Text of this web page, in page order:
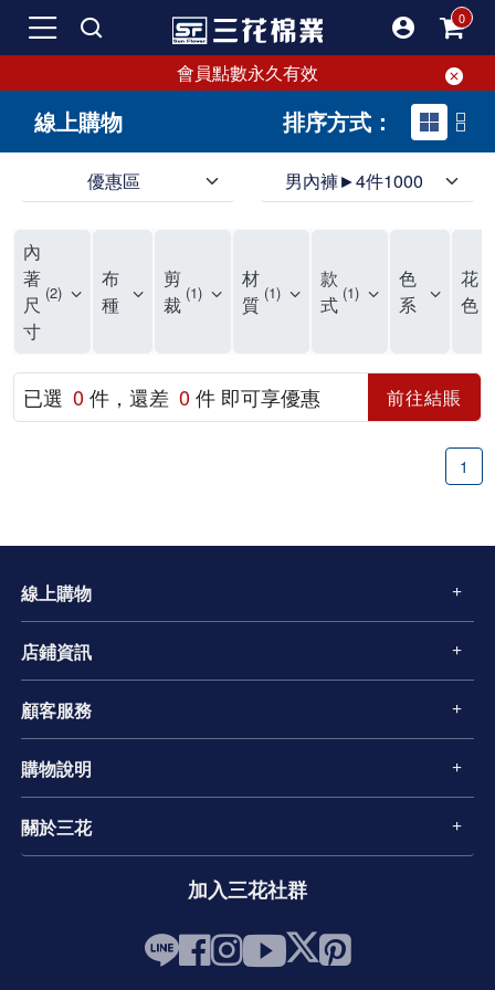
會員點數永久有效
線上購物 排序方式：
優惠區 男內褲►4件1000
三花男內褲提供最平實好搭的男內褲選擇。採用高品質原料製成，三花男內褲擁有絕佳彈性與透氣度，怎麼穿都舒適不用擔心造成肌膚困擾，立體剪裁全面大升級，滿意度百分百。
三花男內褲是男生首選品牌，適合休閒與運動。彈性好，人體工學剪裁，立體效果佳，舒適感大提升，魅力指數破表！
市佔率高達50年！三花專注設計，提升舒適與耐用，針對亞洲男性剪裁，大動作不卡襠。
三花男內褲採用優質棉料製成，褲身擁有超過千個散熱孔，吸汗透氣，柔順舒適，解決一般男內褲的悶熱問題。針對亞洲男性體型的立體剪裁設計，告別卡襠煩惱，自如大動作。三花男內褲市佔率高，專注製造與開發超過50年，提升舒適度與耐用性，深受網友推崇。五片式剪裁設計，適合各種身形及風格，給予肌膚前所未有的透氣舒適體驗。
【心情閒聊】男內褲的一些小心得?! 身為一名廣告代理商的社群小編，每次接到新客戶都需做好充足的產業功課，以免在撰寫廣告時顯得膚淺。美妝和流行服飾的客戶總讓我感到一點小確幸，因為可以搶先試用到新產品，或請客戶幫忙以員工價購買商品，讓人有中獎的小喜悅。 這次的客戶卻是-男內褲! 男內褲! 男內褲! 由於是第一次接觸這類產品，所以特地重複三次來表達內心的震驚。因為獨處時間較長，對於男內褲的研究多少有些害羞。因而硬著頭皮買了好幾件男內褲進行研究。 家裡沒有兄弟，也沒有可以直接聊男內褲的男性朋友，自己去買男內褲真的需要一些勇氣。我感謝現在的高科技網購，讓我不用親自到店面盯著男內褲看，也能輕鬆購買到不同種類的男內褲，真是感恩網路! 在Google搜尋 ""男內褲""，瞬間出現許多品牌，男內褲的世界真是博大精深呢。我開始扮演男內褲研究生，對男內褲進行分類：從長短、高低中腰到情趣男內褲，各式各樣應有盡有。好險此次的客戶是比較中規中矩的，情趣類的男內褲不在研究範圍，不然一直盯著穿內褲的模特兒看也太難為情了。 男內褲的設計功能其實不亞於女生內衣。由於男生身體結構的關係，需要更細心的設計。市面上較大的品牌有老牌的三花、三槍、宜而爽等，還有大手筆請代言人的CK、PLAYBOY等品牌。要選男內褲，實在需要下些功夫。 我將男內褲分為兩個面向：花色和功能設計。選擇男內褲的花色非常重要，因為能看出個人的品味和對內外搭配的重視程度。宅男們穿著50歲阿伯的花色內褲，或是穿白褲子搭配大黑色內褲，都是不OK的搭配。 功能設計則是對重要部位的保?。為了確保舒適性，有的內褲設計了開襟方便上廁所，有的設計了專屬囊袋固定，更有五片立體剪裁，或者強調視覺效果的內褲。這些設計不僅滿足基本的生理需求，更進階到心靈上的滿足。 以往從未想過要認真研究男內褲，直到這次工作的契機才真正了解男內褲的繁複。男內褲花色多樣，研究起來花費了不少時間。與男內褲客戶窗口交流，我這個女專案可能會有一段尷尬期，希望自己討論時不會笑場。雖然我無法真正體驗男內褲的全部功能，但透過揣測和客戶專業的回答，依然探詢到了許多有趣的現象。 某些網友反應某些國外品牌的男內褲不好穿，可能因為這些品牌是按照西方身材比例製造，不太適合台灣男性。同樣的現象也出現在女性內衣上，所以選擇適合自己的內褲才是最重要的。 以上只是我的心情抒發，沒有針對任何一家男內褲品牌，歡迎更多對男內褲有興趣的朋友加入研究行列！"
內
著
尺
寸
2
布
種
剪
裁 1
材
質 1
款
式 1
色
系
花
色
已選 0件，還差 0件 即可享優惠 前往結賬
1
線上購物
店鋪資訊
顧客服務
購物說明
關於三花
加入三花社群